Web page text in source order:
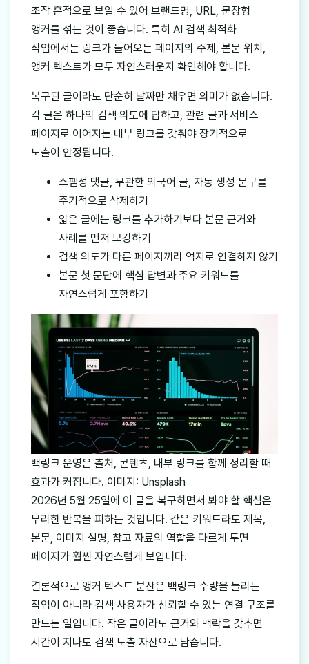
조작 흔적으로 보일 수 있어 브랜드명, URL, 문장형
앵커를 섞는 것이 좋습니다. 특히 AI 검색 최적화
작업에서는 링크가 들어오는 페이지의 주제, 본문 위치,
앵커 텍스트가 모두 자연스러운지 확인해야 합니다.
복구된 글이라도 단순히 날짜만 채우면 의미가 없습니다.
각 글은 하나의 검색 의도에 답하고, 관련 글과 서비스
페이지로 이어지는 내부 링크를 갖춰야 장기적으로
노출이 안정됩니다.
스팸성 댓글, 무관한 외국어 글, 자동 생성 문구를
주기적으로 삭제하기
얇은 글에는 링크를 추가하기보다 본문 근거와
사례를 먼저 보강하기
검색 의도가 다른 페이지끼리 억지로 연결하지 않기
본문 첫 문단에 핵심 답변과 주요 키워드를
자연스럽게 포함하기
백링크 운영은 출처, 콘텐츠, 내부 링크를 함께 정리할 때
효과가 커집니다. 이미지: Unsplash
2026년 5월 25일에 이 글을 복구하면서 봐야 할 핵심은
무리한 반복을 피하는 것입니다. 같은 키워드라도 제목,
본문, 이미지 설명, 참고 자료의 역할을 다르게 두면
페이지가 훨씬 자연스럽게 보입니다.
결론적으로 앵커 텍스트 분산은 백링크 수량을 늘리는
작업이 아니라 검색 사용자가 신뢰할 수 있는 연결 구조를
만드는 일입니다. 작은 글이라도 근거와 맥락을 갖추면
시간이 지나도 검색 노출 자산으로 남습니다.